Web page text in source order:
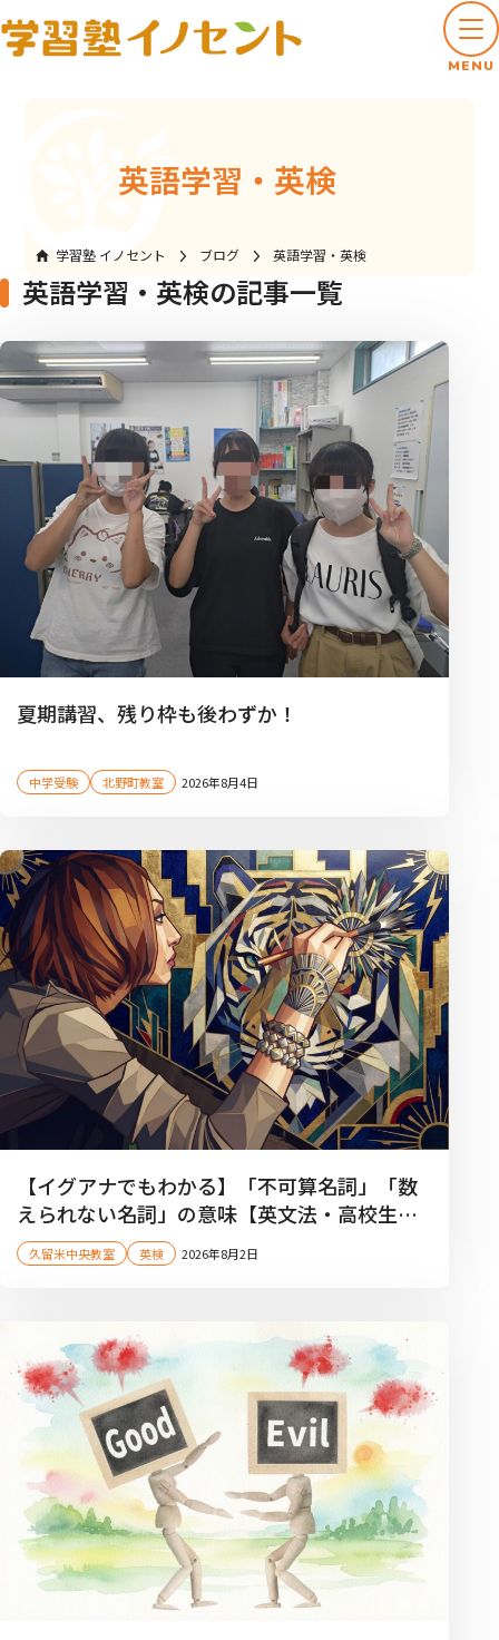
MENU
英語学習・英検
学習塾 イノセント ブログ 英語学習・英検
英語学習・英検の記事一覧
夏期講習、残り枠も後わずか！
中学受験 北野町教室 2026年8月4日
【イグアナでもわかる】「不可算名詞」「数
えられない名詞」の意味【英文法・高校生・
久留米市・夏期講習】
久留米中央教室 英検 2026年8月2日